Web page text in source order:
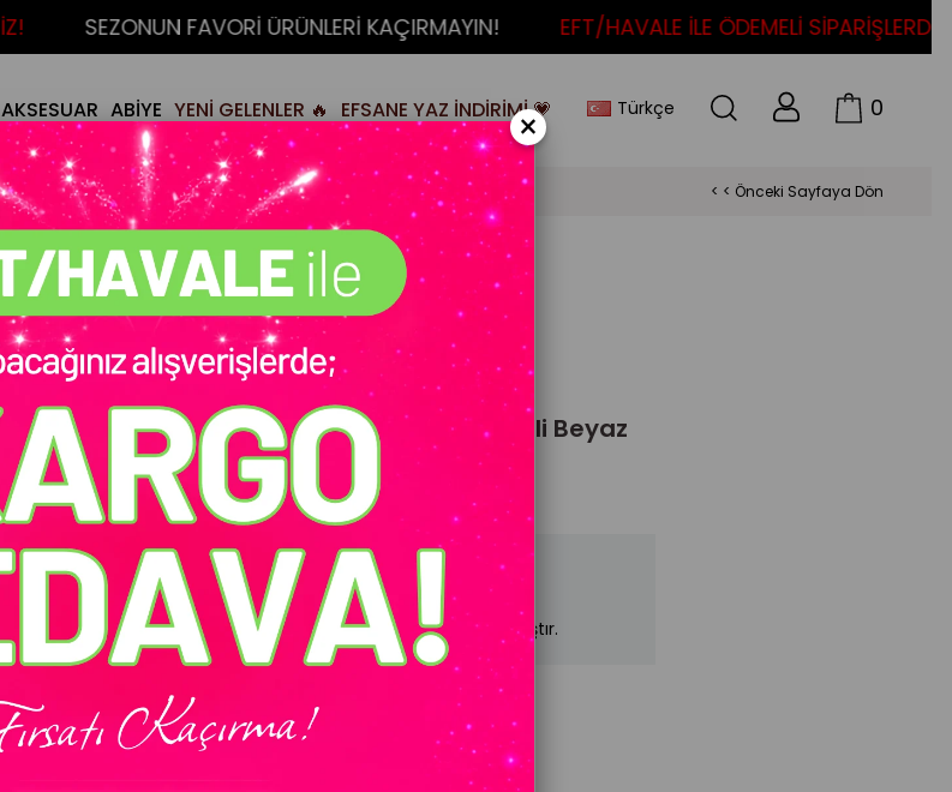
SEZONUN FAVORİ ÜRÜNLERİ KAÇIRMAYIN! EFT/HAVALE İLE ÖDEMELİ SİPARİŞLERDE
0
Türkçe
AKSESUAR ABİYE YENİ GELENLER 🔥 EFSANE YAZ İNDİRİMİ 💗
< < Önceki Sayfaya Dön
Stok Kodu (MY40700069596036)
Tükendi :(
Ürün Videosunu İzle
Fredo Takım Gelincik Desenli Beyaz
₺1.299,90
Ürün stoklarımızda kalmamıştır.
Standart Beden
×